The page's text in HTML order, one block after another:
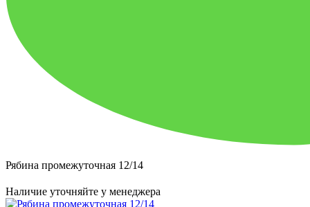
Рябина промежуточная 12/14
Наличие уточняйте у менеджера